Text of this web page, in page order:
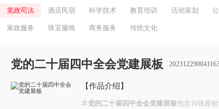
党政司法 酒店民宿 科学技术 教育培训 活动策划
家政服务 珠宝服饰 商务服务 传统文化
党的二十届四中全会党建展板
【作品介绍】
本党的二十届四中全会党建展板包含10张原